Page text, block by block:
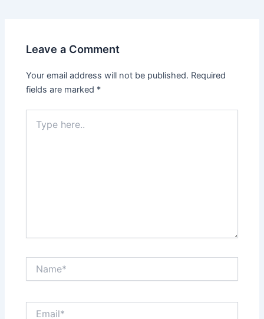
Leave a Comment
Your email address will not be published. Required
fields are marked *
here..